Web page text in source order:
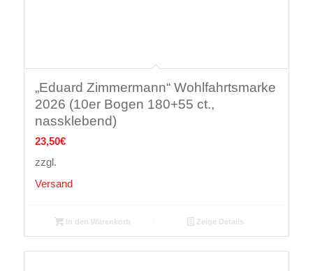
„Eduard Zimmermann“ Wohlfahrtsmarke
2026 (10er Bogen 180+55 ct.,
nassklebend)
23,50€
zzgl.
Versand
In den Warenkorb Zeige Details